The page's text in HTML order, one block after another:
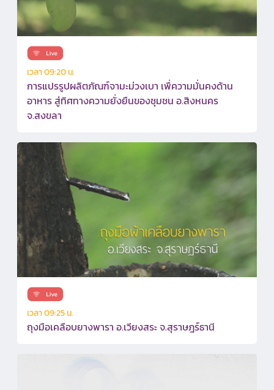
เวลา 09:20 น.
การแปรรูปผลิตภัณฑ์จามะม่วงเบา เพื่ความมั่นคงด้าน
อาหาร สู่ทิศทางความยั่งยืนของชุมชน อ.สิงหนคร
จ.สงขลา
เวลา 09:25 น.
ถุงมือเคลือบยางพารา อ.เวียงสระ จ.สุราษฎร์ธานี